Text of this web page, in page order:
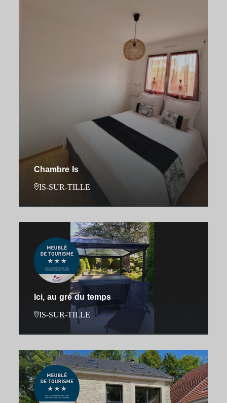
Chambre Is
IS-SUR-TILLE
Ici, au gré du temps
IS-SUR-TILLE